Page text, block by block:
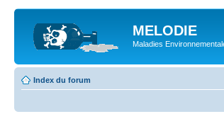
MELODIE
Maladies
Index du forum